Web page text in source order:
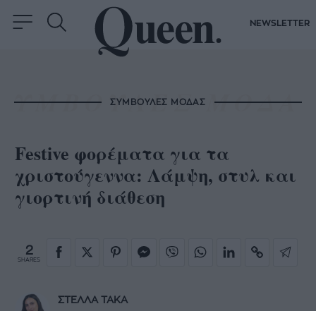
NEWSLETTER
ΣΥΜΒΟΥΛΕΣ ΜΟΔΑΣ
Festive φορέματα για τα
χριστούγεννα: Λάμψη, στυλ και
γιορτινή διάθεση
2
SHARES
ΣΤΕΛΛΑ ΤΑΚΑ